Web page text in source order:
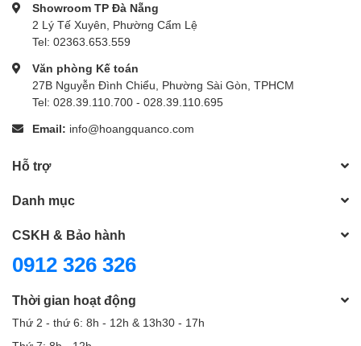
Showroom TP Đà Nẵng
2 Lý Tế Xuyên, Phường Cẩm Lệ
Tel: 02363.653.559
Văn phòng Kế toán
27B Nguyễn Đình Chiểu, Phường Sài Gòn, TPHCM
Tel: 028.39.110.700 - 028.39.110.695
Email: info@hoangquanco.com
Hỗ trợ
Danh mục
CSKH & Bảo hành
0912 326 326
Thời gian hoạt động
Thứ 2 - thứ 6: 8h - 12h & 13h30 - 17h